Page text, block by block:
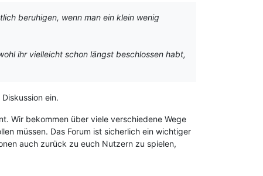
beruhigen, wenn man ein klein wenig
ihr vielleicht schon längst beschlossen habt,
ein.
Wir bekommen über viele verschiedene Wege
müssen. Das Forum ist sicherlich ein wichtiger
auch zurück zu euch Nutzern zu spielen,